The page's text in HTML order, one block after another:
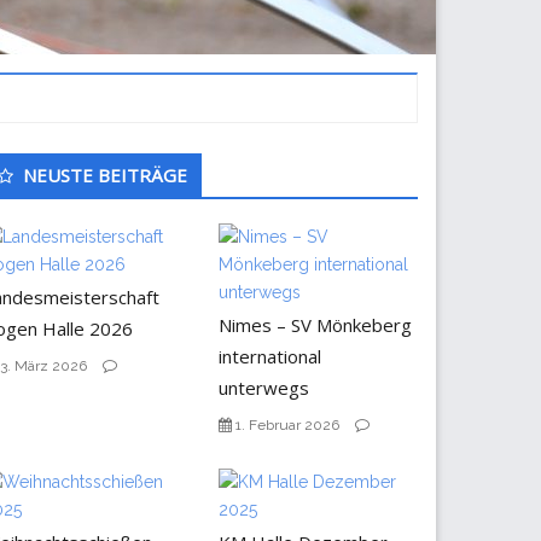
NEUSTE BEITRÄGE
Halle 2026
3. März 2026
Nimes – SV Mönkeberg
international
unterwegs
1. Februar 2026